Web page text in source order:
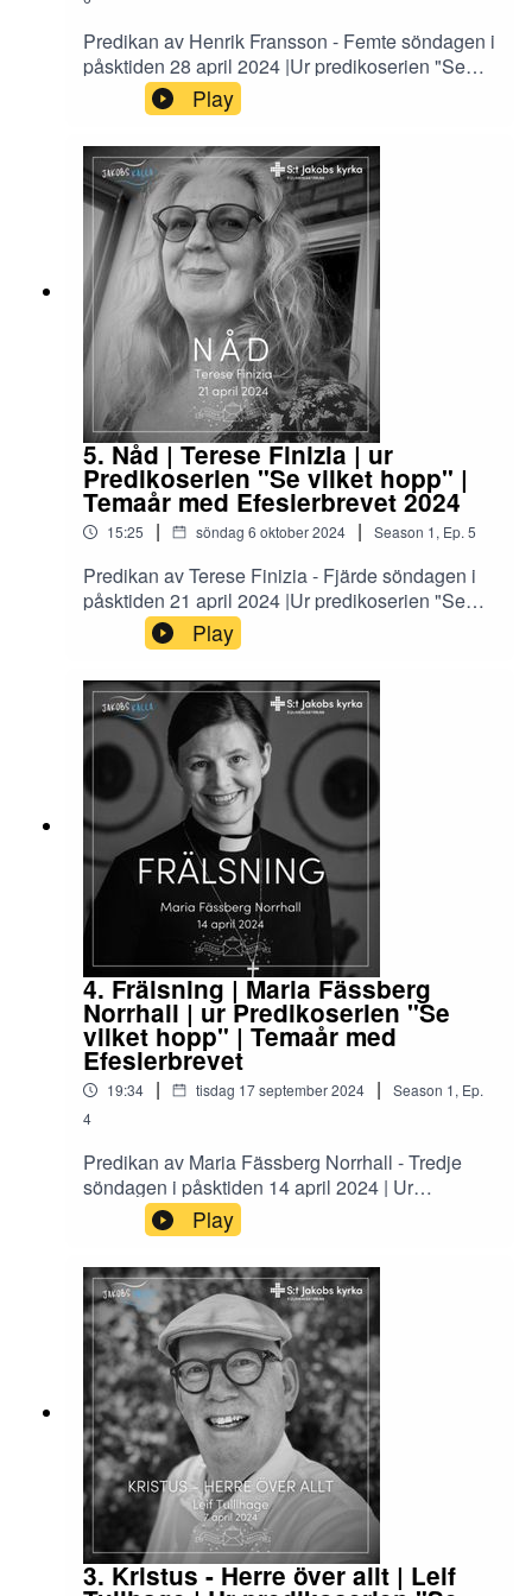
Predikan av Henrik Fransson - Femte söndagen i
påsktiden 28 april 2024 |Ur predikoserien "Se
vilket hopp" utifrån Efesierbrevet - temaår för
Equmeniakyrkan 2024 |Henrik är pastor i
Equmeniakyrkan, i S:t Jakobs kyrka,
Göteborg.Poddens vinjett ur: Jacob's well av
Andreas Nordanstig
Play
5. Nåd | Terese Finizia | ur
Predikoserien "Se vilket hopp" |
Temaår med Efesierbrevet 2024
15:25 | söndag 6 oktober 2024 | Season 1, Ep. 5
Predikan av Terese Finizia - Fjärde söndagen i
påsktiden 21 april 2024 |Ur predikoserien "Se
vilket hopp" utifrån Efesierbrevet - temaår för
Equmeniakyrkan 2024 |Terese är journalist och
kommunikatör. Hon är också verksam som
lekmannapredikant i S:t Jakob.Poddens vinjett
ur: Jacob's well av Andreas Nordanstig
Play
4. Frälsning | Maria Fässberg
Norrhall | ur Predikoserien "Se
vilket hopp" | Temaår med
Efesierbrevet
19:34 | tisdag 17 september 2024 | Season 1, Ep.
4
Predikan av Maria Fässberg Norrhall - Tredje
söndagen i påsktiden 14 april 2024 | Ur
predikoserien "Se vilket hopp" utifrån
Efesierbrevet - temaår för Equmeniakyrkan 2024
| Maria är föreståndare för S:t Jakobs församling
sedan 2019. Hon är pastor i Equmeniakyrkan
och legitimerad läkare. Poddens vinjett ur:
Jacob's well av Andreas Nordanstig
Play
3. Kristus - Herre över allt | Leif